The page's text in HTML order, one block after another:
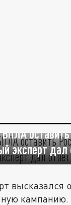
эксперт дал
высказался
кампанию.